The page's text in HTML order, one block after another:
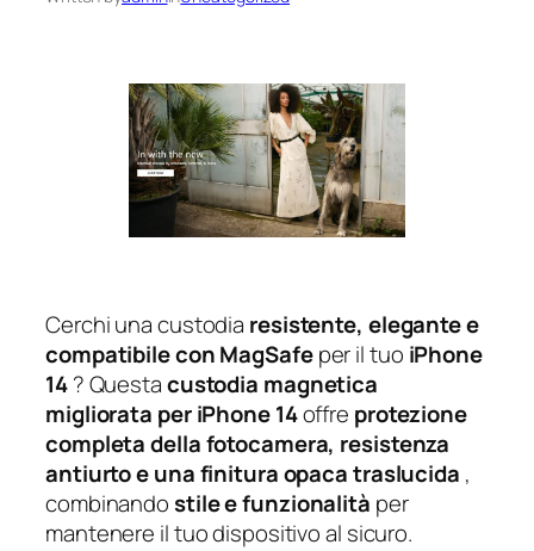
Cerchi una custodia resistente, elegante e
compatibile con MagSafeper il tuo iPhone
14? Questacustodia magnetica
migliorata per iPhone 14offre protezione
completa della fotocamera, resistenza
antiurto e una finitura opaca traslucida ,
combinandostile e funzionalità per
mantenere il tuo dispositivo al sicuro.